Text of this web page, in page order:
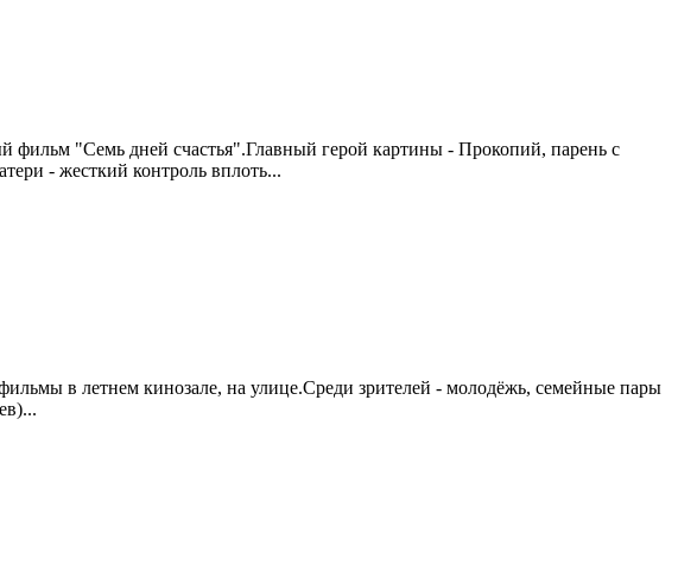
фильм "Семь дней счастья".Главный герой картины - Прокопий, парень с
- жесткий контроль вплоть...
в летнем кинозале, на улице.Среди зрителей - молодёжь, семейные пары